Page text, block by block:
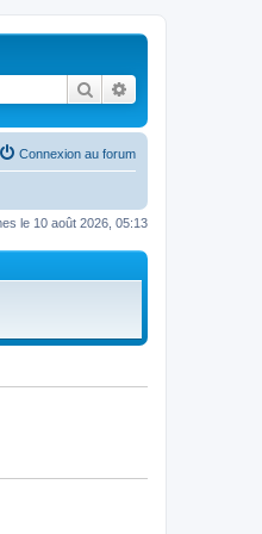
Rechercher
Connexion au forum
le 10 août 2026, 05:13